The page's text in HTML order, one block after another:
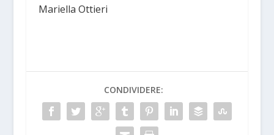
Mariella Ottieri
CONDIVIDERE: